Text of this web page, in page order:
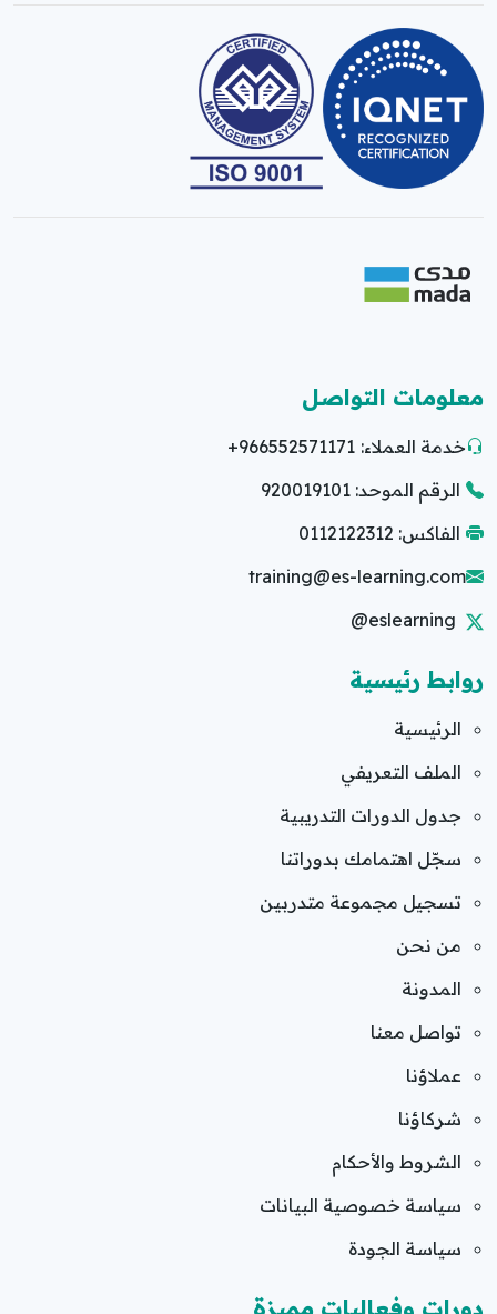
معلومات التواصل
خدمة العملاء: +966552571171
الرقم الموحد: 920019101
الفاكس: 0112122312
training@es-learning.com
@eslearning
روابط رئيسية
الرئيسية
الملف التعريفي
جدول الدورات التدريبية
سجّل اهتمامك بدوراتنا
تسجيل مجموعة متدربين
من نحن
المدونة
تواصل معنا
عملاؤنا
شركاؤنا
الشروط والأحكام
سياسة خصوصية البيانات
سياسة الجودة
دورات وفعاليات مميزة